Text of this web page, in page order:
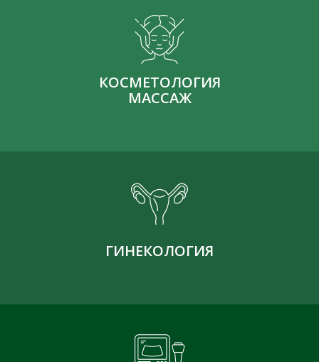
КОСМЕТОЛОГИЯ
МАССАЖ
ГИНЕКОЛОГИЯ